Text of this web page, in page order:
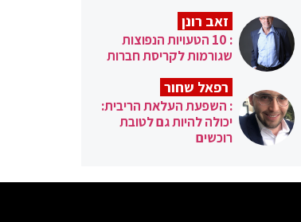
זאב רונן
: 10 הטעויות הנפוצות
שגורמות לקריסת חברות
רפאל שחור
: השפעת העלאת הריבית:
יכולה להיות גם לטובת
רוכשים